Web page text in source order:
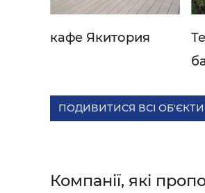
кафе Якитория
ПОДИВИТИСЯ ВСІ ОБ'ЄКТИ
Компанії, які